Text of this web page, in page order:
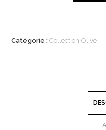
Catégorie :Collection Olive